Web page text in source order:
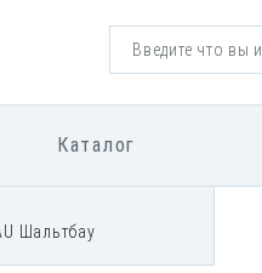
Каталог
Шальтбау